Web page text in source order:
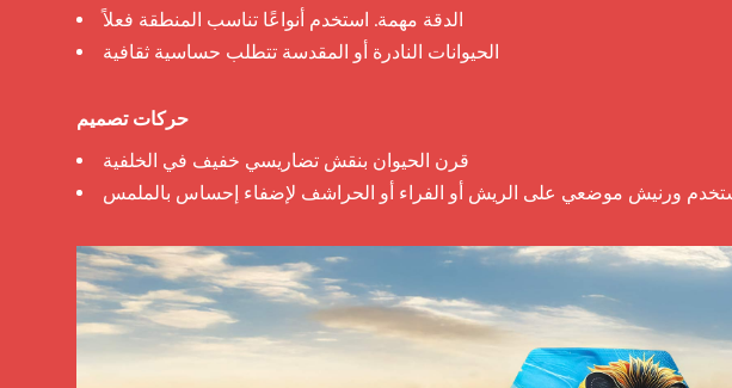
الدقة مهمة. استخدم أنواعًا تناسب المنطقة فعلاً
الحيوانات النادرة أو المقدسة تتطلب حساسية ثقافية
حركات تصميم
قرن الحيوان بنقش تضاريسي خفيف في الخلفية
ورنيش موضعي على الريش أو الفراء أو الحراشف لإضفاء إحساس بالملمس